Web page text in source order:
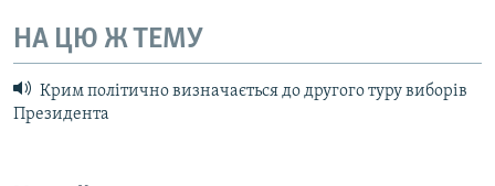
НА ЦЮ Ж ТЕМУ
Крим політично визначається до другого туру виборів
Президента